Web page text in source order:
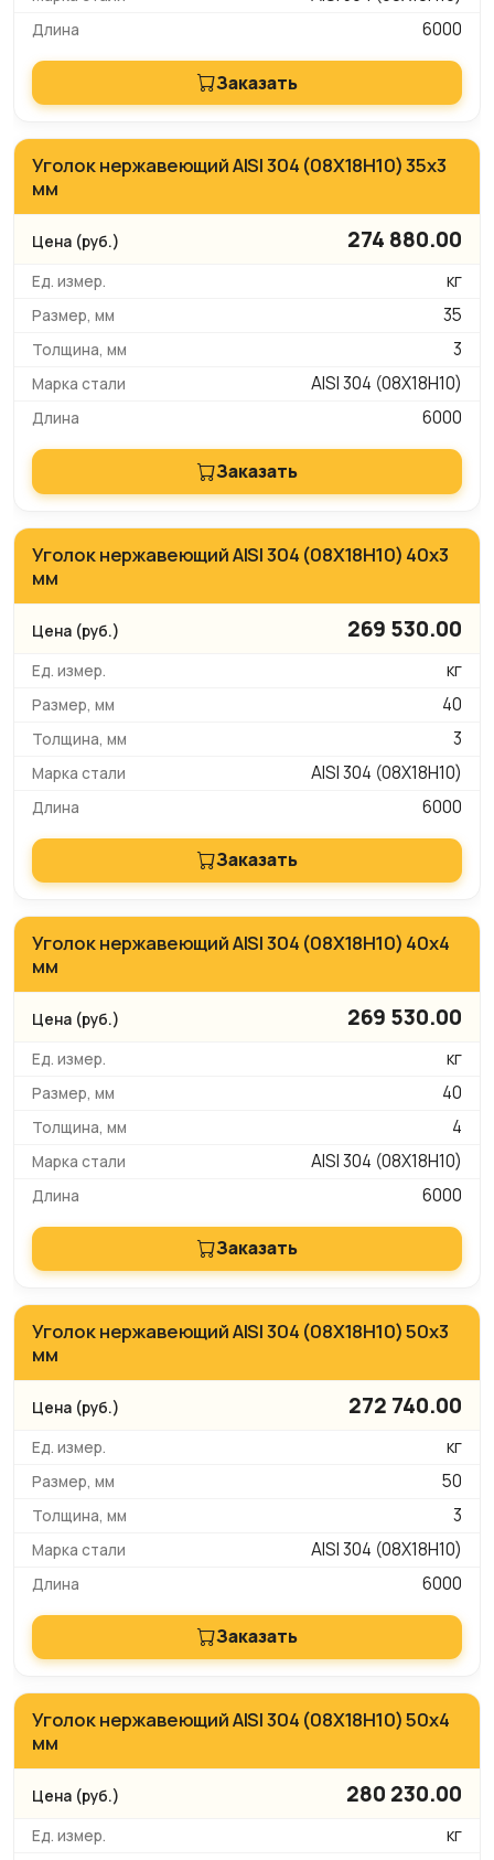
6000
Заказать
Уголок нержавеющий AISI 304 (08Х18Н10) 35х3
мм
274 880.00
кг
35
3
AISI 304 (08Х18Н10)
6000
Заказать
Уголок нержавеющий AISI 304 (08Х18Н10) 40х3
мм
269 530.00
кг
40
3
AISI 304 (08Х18Н10)
6000
Заказать
Уголок нержавеющий AISI 304 (08Х18Н10) 40х4
мм
269 530.00
кг
40
4
AISI 304 (08Х18Н10)
6000
Заказать
Уголок нержавеющий AISI 304 (08Х18Н10) 50х3
мм
272 740.00
кг
50
3
AISI 304 (08Х18Н10)
6000
Заказать
Уголок нержавеющий AISI 304 (08Х18Н10) 50х4
мм
280 230.00
кг